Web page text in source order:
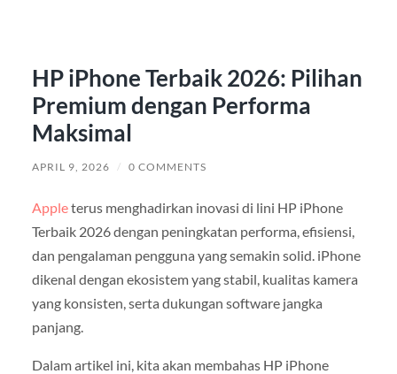
HP iPhone Terbaik 2026: Pilihan
Premium dengan Performa
Maksimal
APRIL 9, 2026 / 0 COMMENTS
Appleterus menghadirkan inovasi di lini HP iPhone
Terbaik 2026 dengan peningkatan performa, efisiensi,
dan pengalaman pengguna yang semakin solid. iPhone
dikenal dengan ekosistem yang stabil, kualitas kamera
yang konsisten, serta dukungan software jangka
panjang.
Dalam artikel ini, kita akan membahas HP iPhone